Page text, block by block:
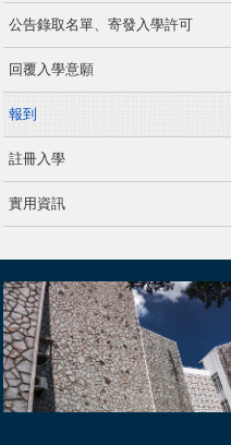
公告錄取名單、寄發入學許可
回覆入學意願
報到
註冊入學
實用資訊